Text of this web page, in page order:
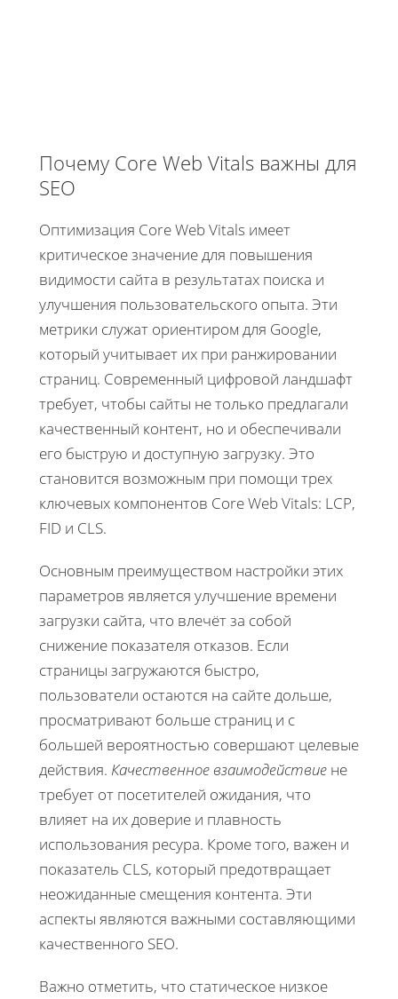
Почему Core Web Vitals важны для
SEO
Оптимизация Core Web Vitals имеет
критическое значение для повышения
видимости сайта в результатах поиска и
улучшения пользовательского опыта. Эти
метрики служат ориентиром для Google,
который учитывает их при ранжировании
страниц. Современный цифровой ландшафт
требует, чтобы сайты не только предлагали
качественный контент, но и обеспечивали
его быструю и доступную загрузку. Это
становится возможным при помощи трех
ключевых компонентов Core Web Vitals: LCP,
FID и CLS.
Основным преимуществом настройки этих
параметров является улучшение времени
загрузки сайта, что влечёт за собой
снижение показателя отказов. Если
страницы загружаются быстро,
пользователи остаются на сайте дольше,
просматривают больше страниц и с
большей вероятностью совершают целевые
действия. Качественное взаимодействие не
требует от посетителей ожидания, что
влияет на их доверие и плавность
использования ресура. Кроме того, важен и
показатель CLS, который предотвращает
неожиданные смещения контента. Эти
аспекты являются важными составляющими
качественного SEO.
Важно отметить, что статическое низкое